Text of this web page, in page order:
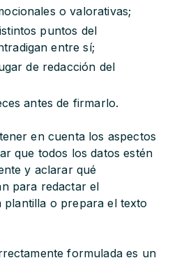
o valorativas;
puntos del
entre sí;
de redacción del
antes de firmarlo.
en cuenta los aspectos
que todos los datos estén
y aclarar qué
para redactar el
plantilla o prepara el texto
formulada es un